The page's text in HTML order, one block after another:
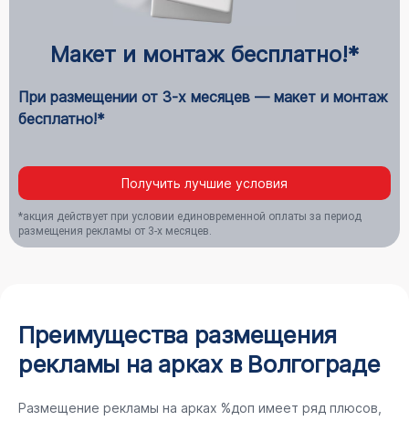
Макет и монтаж бесплатно!*
При размещении от 3-х месяцев — макет и монтаж
бесплатно!*
Получить лучшие условия
*акция действует при условии единовременной оплаты за период
размещения рекламы от 3-х месяцев.
Преимущества размещения
рекламы на арках в Волгограде
Размещение рекламы на арках %доп имеет ряд плюсов,